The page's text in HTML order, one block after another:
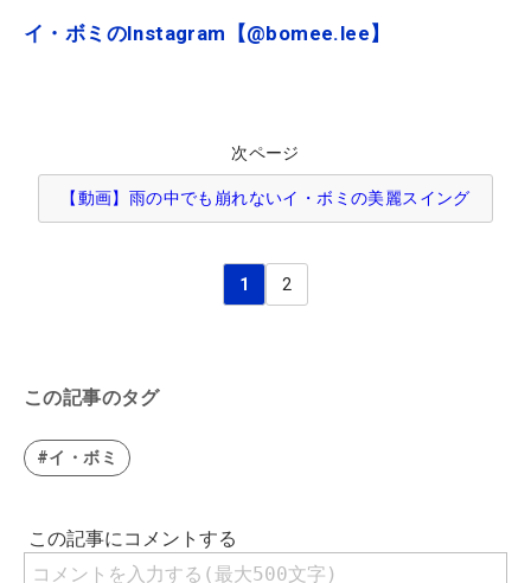
イ・ボミのInstagram【@bomee.lee】
次ページ
【動画】雨の中でも崩れないイ・ボミの美麗スイング
1 2
この記事のタグ
#イ・ボミ